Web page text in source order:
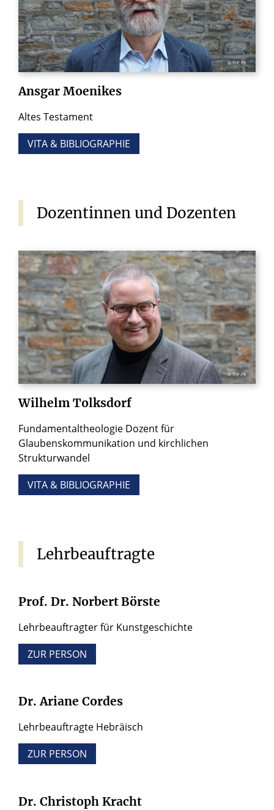
© ThF PB
Ansgar Moenikes
Altes Testament
VITA & BIBLIOGRAPHIE
Dozentinnen und Dozenten
© ThF-PB
Wilhelm Tolksdorf
Fundamentaltheologie Dozent für
Glaubenskommunikation und kirchlichen
Strukturwandel
VITA & BIBLIOGRAPHIE
Lehrbeauftragte
Prof. Dr. NorbertBörste
Lehrbeauftragter für Kunstgeschichte
ZUR PERSON
Dr. Ariane Cordes
Lehrbeauftragte Hebräisch
ZUR PERSON
Dr. Christoph Kracht